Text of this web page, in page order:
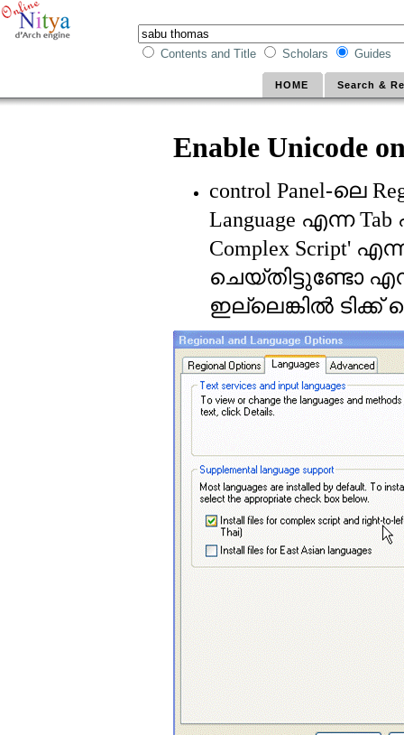
Contents and Title Scholars Guides
HOME Search &
Enable Unicode
control Panel-ലെ
Language എന്നTab
Complex Script'
ചെയ്തിട്ടുണ്ടോ
ഇല്ലെങ്കില്‍